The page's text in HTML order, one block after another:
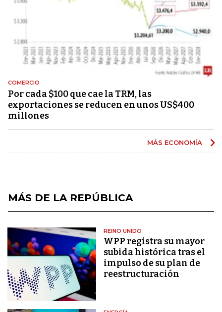
COMERCIO
Por cada $100 que cae la TRM, las
exportaciones se reducen en unos US$400
millones
MÁS ECONOMÍA
MÁS DE LA REPÚBLICA
REINO UNIDO
WPP registra su mayor
subida histórica tras el
impulso de su plan de
reestructuración